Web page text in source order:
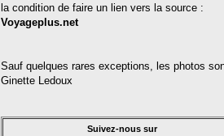
la condition de faire un lien vers la source :
Voyageplus.net
Sauf quelques rares exceptions, les photos
Ginette Ledoux
Suivez-nous sur